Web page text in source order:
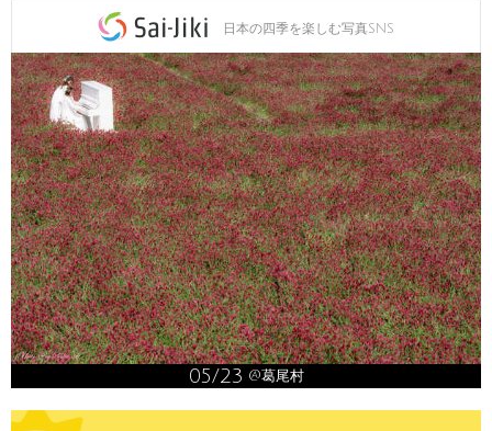
日本の四季を楽しむ写真SNS
05/23 @葛尾村